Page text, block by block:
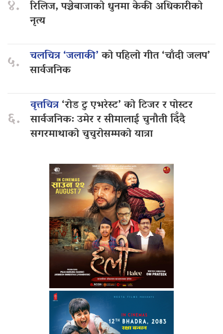
४. रिलिज, पञ्चेबाजाको धुनमा केकी अधिकारीको
नृत्य
५. चलचित्र ‘जलाकी’को पहिलो गीत ‘चाँदी जलप’
सार्वजनिक
६.
वृत्तचित्र‘रोड टु एभरेस्ट’ को टिजर र पोस्टर
सार्वजनिक: उमेर र सीमालाई चुनौती दिँदै
सगरमाथाको चुचुरोसम्मको यात्रा